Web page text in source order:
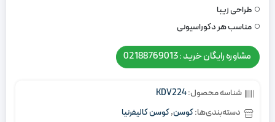
طراحی زیبا
مناسب هر دکوراسیونی
مشاوره رایگان خرید : 02188769013
شناسه محصول:KDV224
دسته‌بندی‌ها:کوسن,کوسن کالیفرنیا